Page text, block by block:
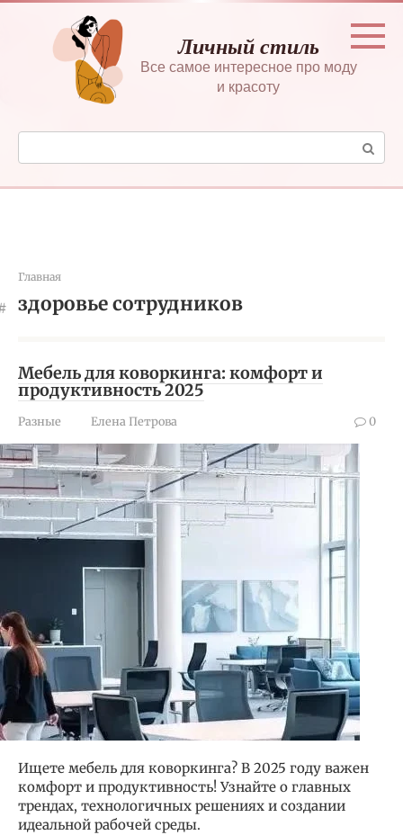
Перейти
контенту
Личный стиль
Все самое интересное про моду
и красоту
Поиск:
Главная
здоровье сотрудников
Мебель для коворкинга: комфорт и
продуктивность 2025
Разные Елена Петрова 0
Ищете мебель для коворкинга? В 2025 году важен
комфорт и продуктивность! Узнайте о главных
трендах, технологичных решениях и создании
идеальной рабочей среды.